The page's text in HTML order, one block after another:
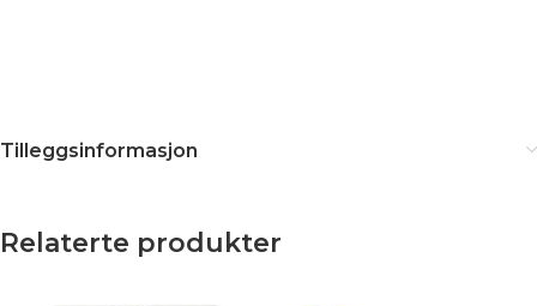
Tilleggsinformasjon
Relaterte produkter